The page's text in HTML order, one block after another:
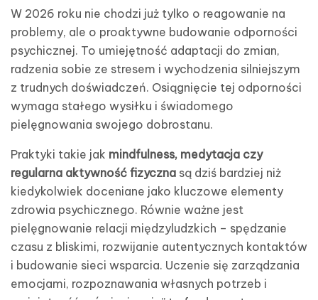
W 2026 roku nie chodzi już tylko o reagowanie na
problemy, ale o proaktywne budowanie odporności
psychicznej. To umiejętność adaptacji do zmian,
radzenia sobie ze stresem i wychodzenia silniejszym
z trudnych doświadczeń. Osiągnięcie tej odporności
wymaga stałego wysiłku i świadomego
pielęgnowania swojego dobrostanu.
Praktyki takie jak mindfulness, medytacja czy
regularna aktywność fizyczna są dziś bardziej niż
kiedykolwiek doceniane jako kluczowe elementy
zdrowia psychicznego. Równie ważne jest
pielęgnowanie relacji międzyludzkich – spędzanie
czasu z bliskimi, rozwijanie autentycznych kontaktów
i budowanie sieci wsparcia. Uczenie się zarządzania
emocjami, rozpoznawania własnych potrzeb i